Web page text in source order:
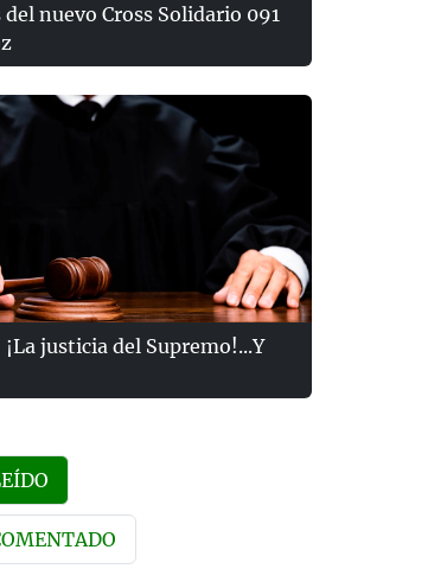
nuevo Cross Solidario 091
justicia del Supremo!...Y